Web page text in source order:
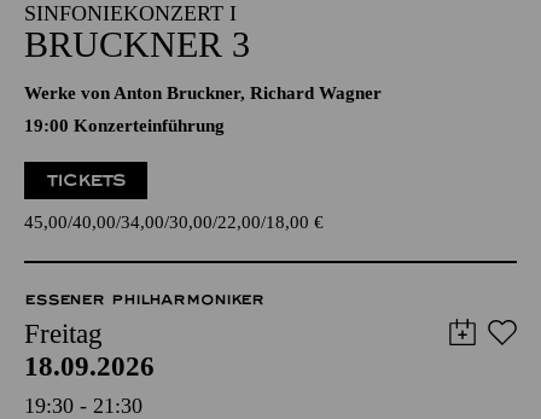
SINFONIEKONZERT I
BRUCKNER 3
Werke von Anton Bruckner, Richard Wagner
19:00 Konzerteinführung
TICKETS
45,00 40,00 34,00 30,00 22,00 18,00 €
ESSENER PHILHARMONIKER
Freitag
18.09.2026
19:30 - 21:30